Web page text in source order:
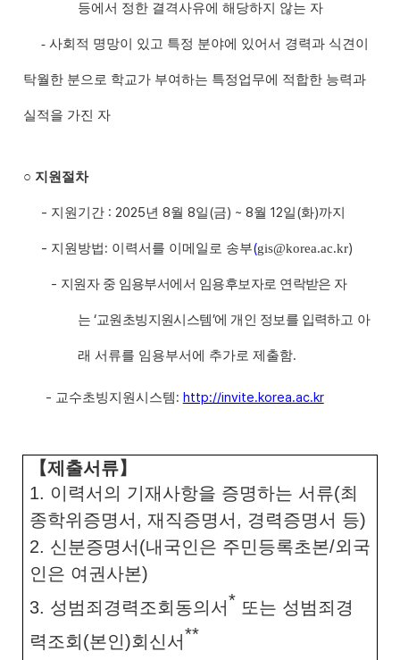
등에서 정한 결격사유에 해당하지 않는 자
-사회적 명망이 있고 특정 분야에 있어서 경력과 식견이
탁월한 분으로 학교가 부여하는 특정업무에 적합한 능력과
실적을 가진 자
○ 지원절차
- 지원기간 : 2025년8월8일(금) ~ 8월12일(화)까지
- 지원방법: 이력서를 이메일로 송부(gis@korea.ac.kr)
- 지원자 중 임용부서에서 임용후보자로 연락받은 자
는‘교원초빙지원시스템’에 개인 정보를 입력하고 아
래 서류를 임용부서에 추가로 제출함.
- 교수초빙지원시스템: http://invite.korea.ac.kr
【제출서류】
1. 이력서의 기재사항을 증명하는 서류(최
종학위증명서 , 재직증명서 , 경력증명서 등)
2. 신분증명서 (내국인은 주민등록초본/외국
인은 여권사본)
3. 성범죄경력조회동의서* 또는 성범죄경
력조회(본인)회신서**